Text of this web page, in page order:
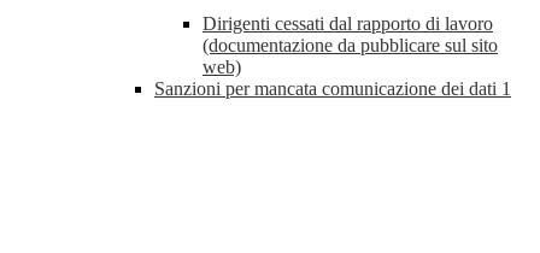
Dirigenti cessati dal rapporto di lavoro
(documentazione da pubblicare sul sito
web)
Sanzioni per mancata comunicazione dei dati 1